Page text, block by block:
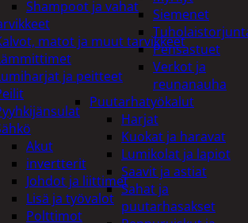
Siemenet
Pensastuet
Verkot ja
reunanauha
Puutarhatyökalut
Harjat
Kuokat ja haravat
Lumikolat ja lapiot
Saavit ja astiat
Sahat ja
puutarhasakset
Shampoot ja vahat
matot ja muut tarvikkeet
ja peitteet
Akut
invertterit
Johdot ja liittimet
Lisä ja työvalot
Polttimot